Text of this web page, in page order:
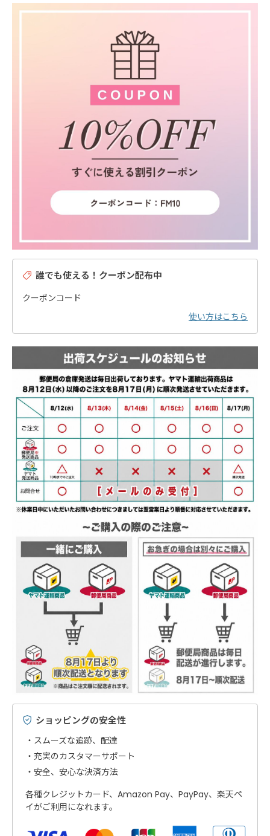
誰でも使える！クーポン配布中
クーポンコード
使い方はこちら
ショッピングの安全性
スムーズな追跡、配達
充実のカスタマーサポート
安全、安心な決済方法
各種クレジットカード、Amazon Pay、PayPay、楽天ペ
イがご利用になれます。